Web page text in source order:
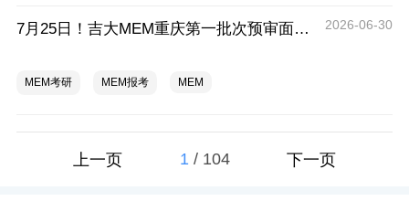
7月25日！吉大MEM重庆第一批次预审面试定了 2026-06-30
MEM考研 MEM报考 MEM
上一页 1 / 104 下一页